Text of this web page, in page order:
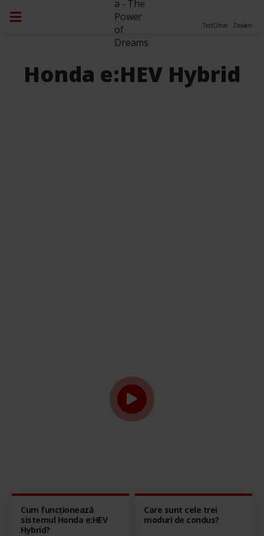
TestDrive Dealeri
Honda e:HEV Hybrid
Cum funcționează
sistemul Honda e:HEV
Hybrid?
Care sunt cele trei
moduri de condus?